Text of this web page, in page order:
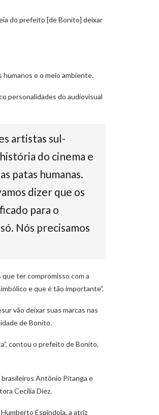
do prefeito [de Bonito] deixar
e o meio ambiente.
personalidades do audiovisual
artistas sul-
do cinema e
patas humanas.
dizer que os
para o
Nós precisamos
que ter compromisso com a
e que é tão importante”.
vão deixar suas marcas nas
de Bonito.
contou o prefeito de Bonito,
brasileiros Antônio Pitanga e
Cecilia Diez.
Espíndola, a atriz